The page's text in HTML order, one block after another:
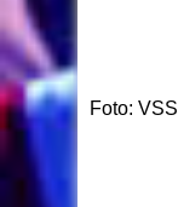
Foto: VSS